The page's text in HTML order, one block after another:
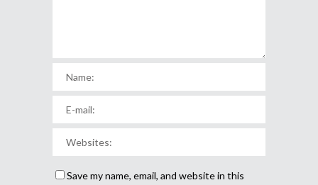
Save my name, email, and website in this